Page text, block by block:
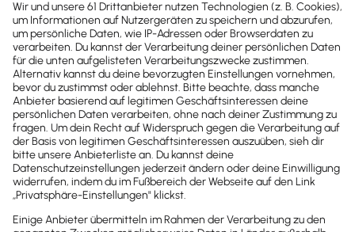
Unternehmen einnimmt. Eine unbesetzte Stelle kann
dir demnach im wahrsten Sinne des Wortes teuer zu
stehen kommen. Das ist beispielsweise bei
Führungspositionen der Fall, da die dortige Arbeit
mit weiterem Personal und dementsprechend
weiteren Leistungen verbunden ist.